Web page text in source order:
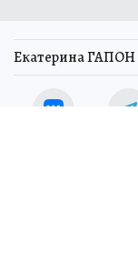
Екатерина ГАПОН